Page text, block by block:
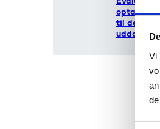
Vi
til de